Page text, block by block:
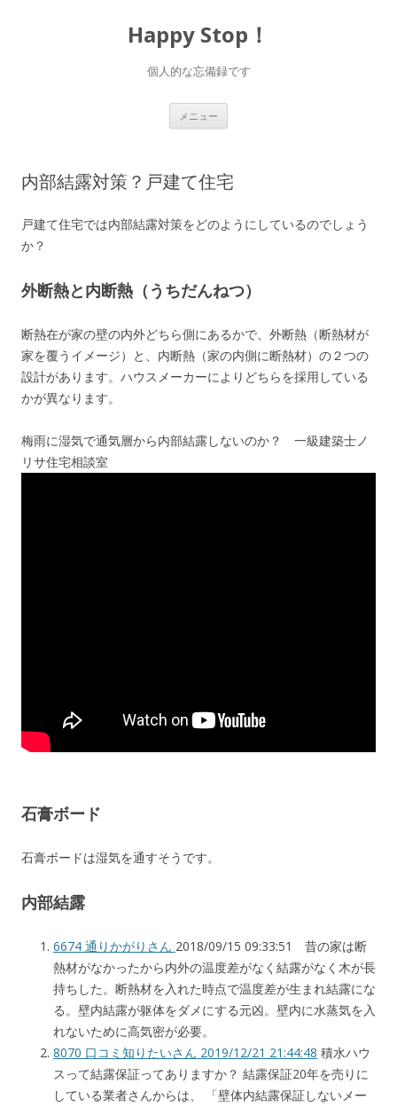
Happy Stop！
個人的な忘備録です
メニュー
へ
ス
キ
プ
内部結露対策？戸建て住宅
戸建て住宅では内部結露対策をどのようにしているのでしょう
か？
外断熱と内断熱（うちだんねつ）
断熱在が家の壁の内外どちら側にあるかで、外断熱（断熱材が
家を覆うイメージ）と、内断熱（家の内側に断熱材）の２つの
設計があります。ハウスメーカーによりどちらを採用している
かが異なります。
梅雨に湿気で通気層から内部結露しないのか？ 一級建築士ノ
リサ住宅相談室
石膏ボード
石膏ボードは湿気を通すそうです。
内部結露
6674 通りかがりさん 2018/09/15 09:33:51 昔の家は断
熱材がなかったから内外の温度差がなく結露がなく木が長
持ちした。断熱材を入れた時点で温度差が生まれ結露にな
る。壁内結露が躯体をダメにする元凶。壁内に水蒸気を入
れないために高気密が必要。
8070 口コミ知りたいさん 2019/12/21 21:44:48 積水ハウ
スって結露保証ってありますか？ 結露保証20年を売りに
している業者さんからは、 「壁体内結露保証しないメー